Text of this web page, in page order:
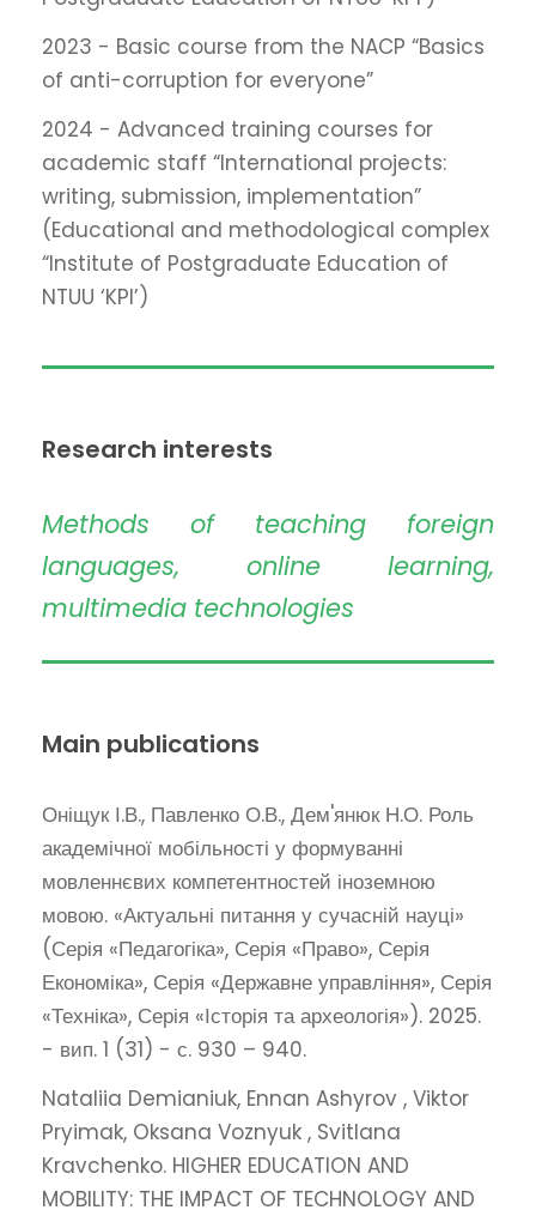
2023 - Basic course from the NACP “Basics
of anti-corruption for everyone”
2024 - Advanced training courses for
academic staff “International projects:
writing, submission, implementation”
(Educational and methodological complex
“Institute of Postgraduate Education of
NTUU ‘KPI’)
Research interests
Methods of teaching foreign
languages, online learning,
multimedia technologies
Main publications
Оніщук І.В., Павленко О.В., Дем'янюк Н.О. Роль
академічної мобільності у формуванні
мовленнєвих компетентностей іноземною
мовою. «Актуальні питання у сучасній науці»
(Серія «Педагогіка», Серія «Право», Серія
Економіка», Серія «Державне управління», Серія
«Техніка», Серія «Історія та археологія»). 2025.
- вип. 1 (31) - с. 930 – 940.
Nataliia Demianiuk, Ennan Ashyrov , Viktor
Pryimak, Oksana Voznyuk , Svitlana
Kravchenko. HIGHER EDUCATION AND
MOBILITY: THE IMPACT OF TECHNOLOGY AND